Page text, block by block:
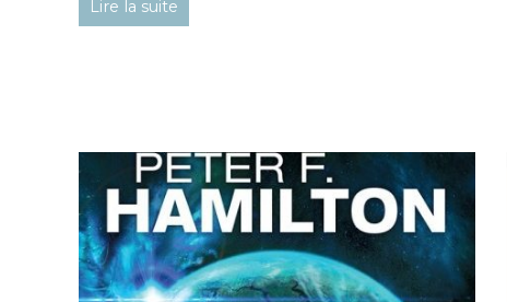
Lire la suite